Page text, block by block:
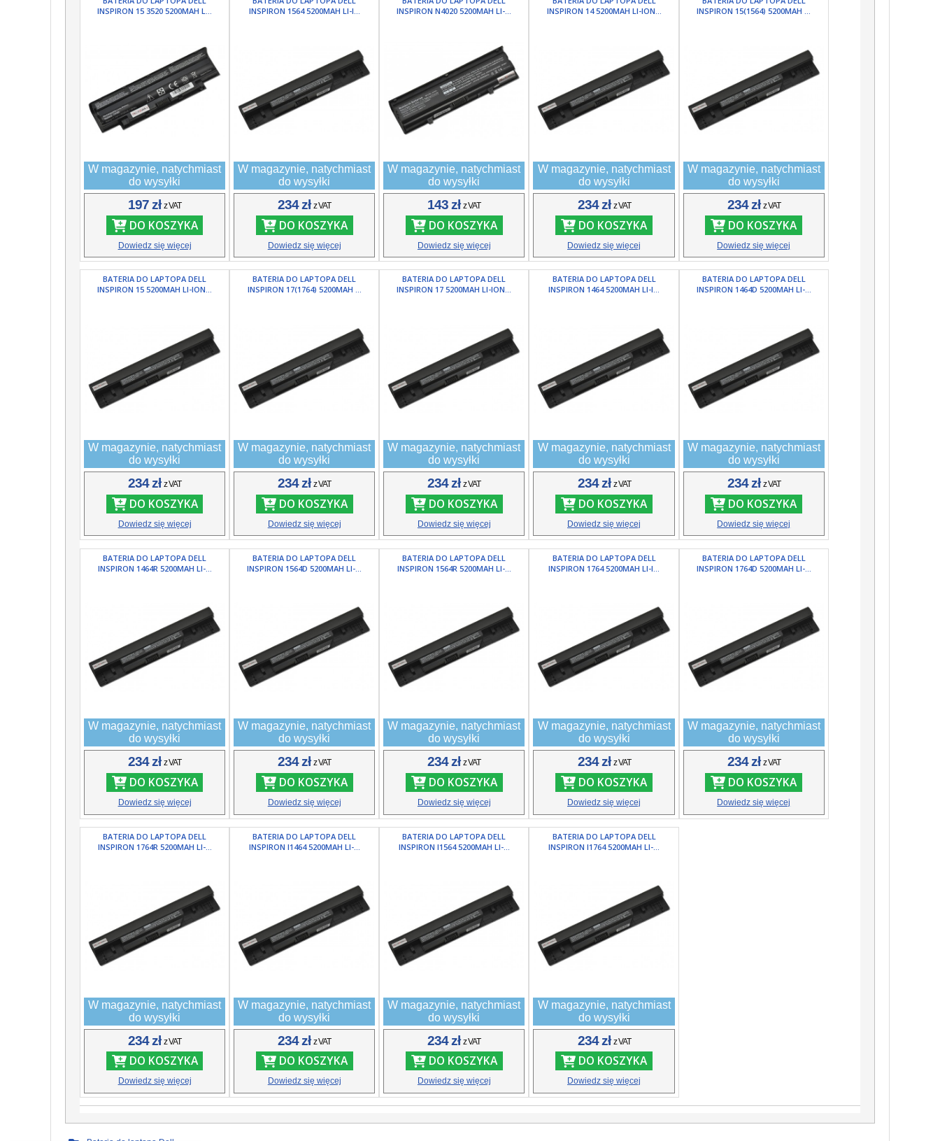
INSPIRON 15 3520 5200MAH L...
W magazynie, natychmiast
do wysyłki
197 złz VAT
DO KOSZYKA
Dowiedz się więcej
INSPIRON 1564 5200MAH LI-I...
W magazynie, natychmiast
do wysyłki
234 złz VAT
DO KOSZYKA
Dowiedz się więcej
INSPIRON N4020 5200MAH LI-...
W magazynie, natychmiast
do wysyłki
143 złz VAT
DO KOSZYKA
Dowiedz się więcej
INSPIRON 14 5200MAH LI-ION...
W magazynie, natychmiast
do wysyłki
234 złz VAT
DO KOSZYKA
Dowiedz się więcej
INSPIRON 15(1564) 5200MAH ...
W magazynie, natychmiast
do wysyłki
234 złz VAT
DO KOSZYKA
Dowiedz się więcej
BATERIA DO LAPTOPA DELL
INSPIRON 15 5200MAH LI-ION...
W magazynie, natychmiast
do wysyłki
234 złz VAT
DO KOSZYKA
Dowiedz się więcej
BATERIA DO LAPTOPA DELL
INSPIRON 17(1764) 5200MAH ...
W magazynie, natychmiast
do wysyłki
234 złz VAT
DO KOSZYKA
Dowiedz się więcej
BATERIA DO LAPTOPA DELL
INSPIRON 17 5200MAH LI-ION...
W magazynie, natychmiast
do wysyłki
234 złz VAT
DO KOSZYKA
Dowiedz się więcej
BATERIA DO LAPTOPA DELL
INSPIRON 1464 5200MAH LI-I...
W magazynie, natychmiast
do wysyłki
234 złz VAT
DO KOSZYKA
Dowiedz się więcej
BATERIA DO LAPTOPA DELL
INSPIRON 1464D 5200MAH LI-...
W magazynie, natychmiast
do wysyłki
234 złz VAT
DO KOSZYKA
Dowiedz się więcej
BATERIA DO LAPTOPA DELL
INSPIRON 1464R 5200MAH LI-...
W magazynie, natychmiast
do wysyłki
234 złz VAT
DO KOSZYKA
Dowiedz się więcej
BATERIA DO LAPTOPA DELL
INSPIRON 1564D 5200MAH LI-...
W magazynie, natychmiast
do wysyłki
234 złz VAT
DO KOSZYKA
Dowiedz się więcej
BATERIA DO LAPTOPA DELL
INSPIRON 1564R 5200MAH LI-...
W magazynie, natychmiast
do wysyłki
234 złz VAT
DO KOSZYKA
Dowiedz się więcej
BATERIA DO LAPTOPA DELL
INSPIRON 1764 5200MAH LI-I...
W magazynie, natychmiast
do wysyłki
234 złz VAT
DO KOSZYKA
Dowiedz się więcej
BATERIA DO LAPTOPA DELL
INSPIRON 1764D 5200MAH LI-...
W magazynie, natychmiast
do wysyłki
234 złz VAT
DO KOSZYKA
Dowiedz się więcej
BATERIA DO LAPTOPA DELL
INSPIRON 1764R 5200MAH LI-...
W magazynie, natychmiast
do wysyłki
234 złz VAT
DO KOSZYKA
Dowiedz się więcej
BATERIA DO LAPTOPA DELL
INSPIRON I1464 5200MAH LI-...
W magazynie, natychmiast
do wysyłki
234 złz VAT
DO KOSZYKA
Dowiedz się więcej
BATERIA DO LAPTOPA DELL
INSPIRON I1564 5200MAH LI-...
W magazynie, natychmiast
do wysyłki
234 złz VAT
DO KOSZYKA
Dowiedz się więcej
BATERIA DO LAPTOPA DELL
INSPIRON I1764 5200MAH LI-...
W magazynie, natychmiast
do wysyłki
234 złz VAT
DO KOSZYKA
Dowiedz się więcej